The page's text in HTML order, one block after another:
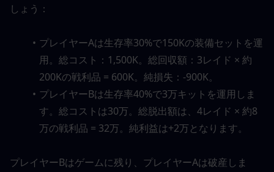
しょう：
プレイヤーAは生存率30%で150Kの装備セットを運
用。総コスト：1,500K。総回収額：3レイド × 約
200Kの戦利品 = 600K。純損失：-900K。
プレイヤーBは生存率40%で3万キットを運用しま
す。総コストは30万。総脱出額は、4レイド × 約8
万の戦利品 = 32万。純利益は+2万となります。
プレイヤーBはゲームに残り、プレイヤーAは破産しま